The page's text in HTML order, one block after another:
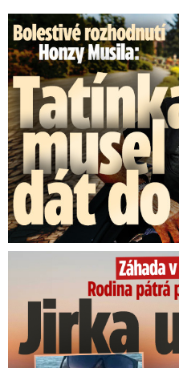
Bolestivé rozhodnutí Honzy
Rodina pátrá po tátovi v